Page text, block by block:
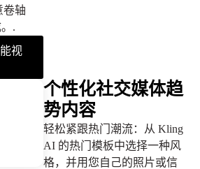
卷轴
.
视
个性化社交媒体趋
势内容
轻松紧跟热门潮流：从 Kling
AI 的热门模板中选择一种风
格，并用您自己的照片或信